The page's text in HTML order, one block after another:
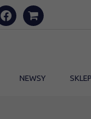
shopping-
NEWSY SKLEP